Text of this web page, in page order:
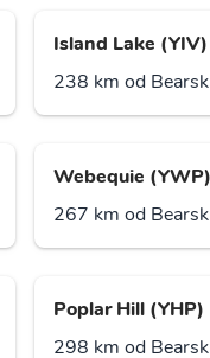
Island Lake (YIV)
238 km od
Webequie (YWP)
267 km od
Poplar Hill (YHP)
298 km od